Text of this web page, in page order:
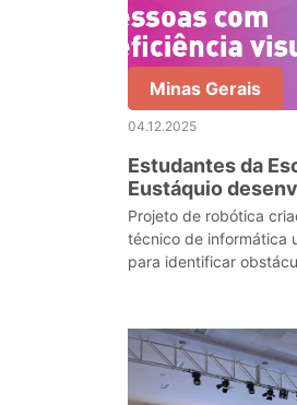
Minas Gerais
04.12.2025
Estudantes da
Eustáquio
sensor para
deficiência visual
Projeto de robótica
técnico de informática
para identificar